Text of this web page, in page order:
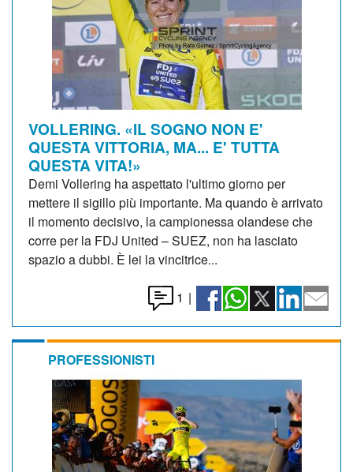
VOLLERING. «IL SOGNO NON E'
QUESTA VITTORIA, MA... E' TUTTA
QUESTA VITA!»
Demi Vollering ha aspettato l'ultimo giorno per
mettere il sigillo più importante. Ma quando è arrivato
il momento decisivo, la campionessa olandese che
corre per la FDJ United – SUEZ, non ha lasciato
spazio a dubbi. È lei la vincitrice...
1 |
PROFESSIONISTI